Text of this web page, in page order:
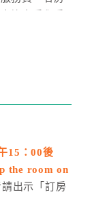
辦理。
15：00後
the room on
出示「訂房